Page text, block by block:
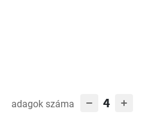
adagok száma 4